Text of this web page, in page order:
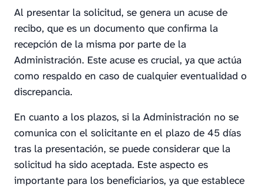
Al presentar la solicitud, se genera un acuse de
recibo, que es un documento que confirma la
recepción de la misma por parte de la
Administración. Este acuse es crucial, ya que actúa
como respaldo en caso de cualquier eventualidad o
discrepancia.
En cuanto a los plazos, si la Administración no se
comunica con el solicitante en el plazo de 45 días
tras la presentación, se puede considerar que la
solicitud ha sido aceptada. Este aspecto es
importante para los beneficiarios, ya que establece